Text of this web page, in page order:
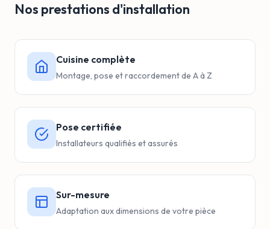
Nos prestations d'installation
Cuisine complète
Montage, pose et raccordement de A à Z
Pose certifiée
Installateurs qualifiés et assurés
Sur-mesure
Adaptation aux dimensions de votre pièce